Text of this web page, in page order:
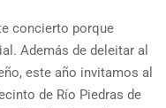
concierto porque
Además de deleitar al
este año invitamos al
de Río Piedras de